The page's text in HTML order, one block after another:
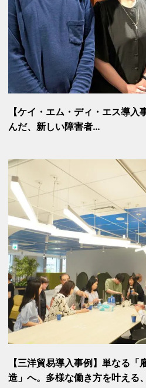
【ケイ・エム・ディ・エス導
んだ、新しい障害者…
【三洋貿易導入事例】単なる
造」へ。多様な働き方を叶える